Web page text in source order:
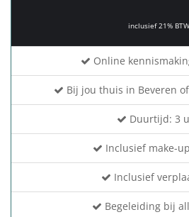
inclusief 21% BTW
Online
Bij jou thuis in Beveren
Duurtijd: 3
Inclusief make-
Inclusief
Begeleiding bij